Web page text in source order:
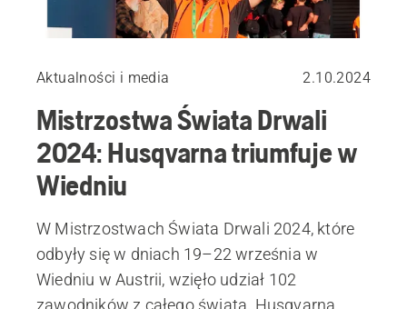
Aktualności i media 2.10.2024
Mistrzostwa Świata Drwali
2024: Husqvarna triumfuje w
Wiedniu
W Mistrzostwach Świata Drwali 2024, które
odbyły się w dniach 19–22 września w
Wiedniu w Austrii, wzięło udział 102
zawodników z całego świata. Husqvarna